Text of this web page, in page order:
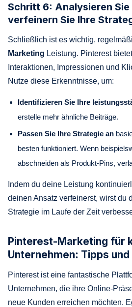
Schritt 6: Analysieren
verfeinern Sie Ihre
Schließlich ist es wichtig,
Marketing Leistung. Pinterest
Interaktionen, Impressionen und
Nutze diese Erkenntnisse, um:
Identifizieren Sie Ihre
erstelle mehr ähnliche Beiträge.
Passen Sie Ihre Strategie an
besten funktioniert. Wenn
abschneiden als Produkt-Pins,
Indem du deine Leistung
deinen Ansatz verfeinerst, wirst du
Strategie im Laufe der Zeit
Pinterest-Marketing für
Unternehmen: Tipps
Pinterest ist eine fantastische
Unternehmen, die ihre Online-
neue Kunden erreichen möchten.